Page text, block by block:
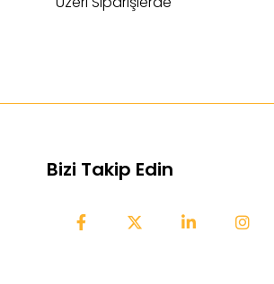
Bizi Takip Edin